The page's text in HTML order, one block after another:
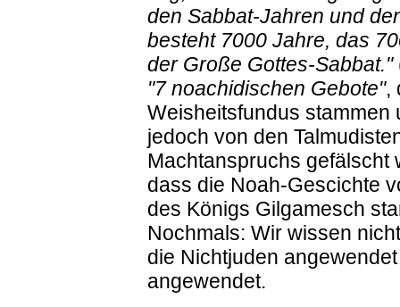
den Sabbat-Jahren und
besteht 7000 Jahre, das
der Große Gottes-Sabbat."
"7 noachidischen Gebote",
Weisheitsfundus stammen
jedoch von den
Machtanspruchs gefälscht
dass die Noah-Gescichte
des Königs Gilgamesch
Nochmals: Wir wissen
die Nichtjuden
angewendet.